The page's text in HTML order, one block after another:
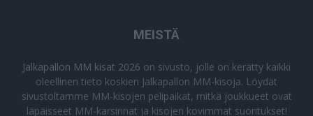
MEISTÄ
Jalkapallon MM kisat 2026 on sivusto, jolle on kerätty kaikki
oleellinen tieto koskien Jalkapallon MM-kisoja. Löydät
sivustoltamme MM-kisojen pelipaikat, mitkä joukkueet ovat
läpäisseet MM-karsinnat ja kisojen kovimmat suoritukset!